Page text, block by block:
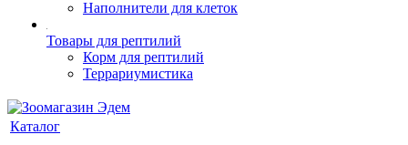
Наполнители для клеток
Товары для рептилий
Корм для рептилий
Террариумистика
Каталог